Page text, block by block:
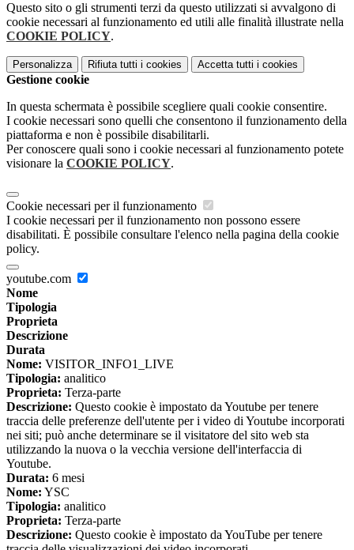
Questo sito o gli strumenti terzi da questo utilizzati si avvalgono di
cookie necessari al funzionamento ed utili alle finalità illustrate nella
COOKIE POLICY.
Personalizza Rifiuta tutti i cookies Accetta tutti i cookies
Gestione cookie
In questa schermata è possibile scegliere quali cookie consentire.
I cookie necessari sono quelli che consentono il funzionamento della
piattaforma e non è possibile disabilitarli.
Per conoscere quali sono i cookie necessari al funzionamento potete
visionare la COOKIE POLICY.
Cookie necessari per il funzionamento
I cookie necessari per il funzionamento non possono essere
disabilitati. È possibile consultare l'elenco nella pagina della cookie
policy.
youtube.com
Nome
Tipologia
Proprieta
Descrizione
Durata
Nome: VISITOR_INFO1_LIVE
Tipologia: analitico
Proprieta: Terza-parte
Descrizione: Questo cookie è impostato da Youtube per tenere
traccia delle preferenze dell'utente per i video di Youtube incorporati
nei siti; può anche determinare se il visitatore del sito web sta
utilizzando la nuova o la vecchia versione dell'interfaccia di
Youtube.
Durata: 6 mesi
Nome: YSC
Tipologia: analitico
Proprieta: Terza-parte
Descrizione: Questo cookie è impostato da YouTube per tenere